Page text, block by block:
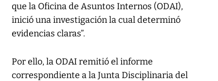
que la Oficina de Asuntos Internos (ODAI),
inició una investigación la cual determinó
evidencias claras”.
Por ello, la ODAI remitió el informe
correspondiente a la Junta Disciplinaria del